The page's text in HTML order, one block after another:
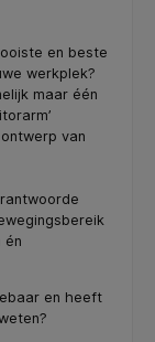
en beste
werkplek?
maar één
van
én
en heeft